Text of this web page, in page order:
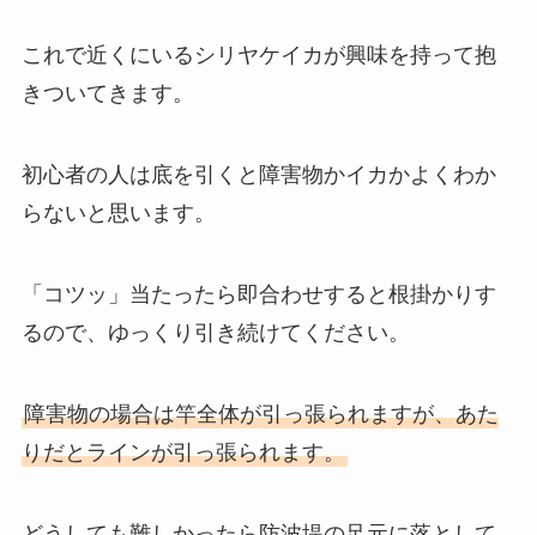
これで近くにいるシリヤケイカが興味を持って抱
きついてきます。
初心者の人は底を引くと障害物かイカかよくわか
らないと思います。
「コツッ」当たったら即合わせすると根掛かりす
るので、ゆっくり引き続けてください。
障害物の場合は竿全体が引っ張られますが、あた
りだとラインが引っ張られます。